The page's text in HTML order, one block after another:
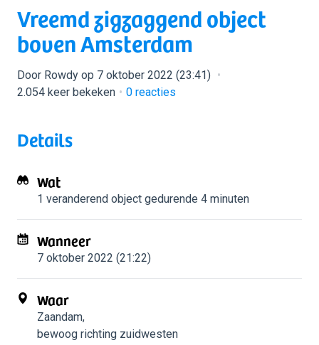
Vreemd zigzaggend object
boven Amsterdam
Door Rowdy op 7 oktober 2022 (23:41)
2.054 keer bekeken
0 reacties
Details
Wat
1 veranderend object gedurende 4 minuten
Wanneer
7 oktober 2022 (21:22)
Waar
Zaandam,
bewoog richting zuidwesten